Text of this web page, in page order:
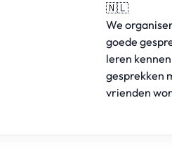
🇳🇱
We
goede
leren
gesprekken
vrienden